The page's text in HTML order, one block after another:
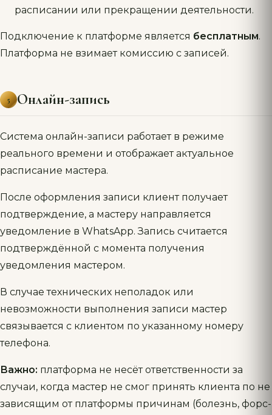
расписании или прекращении деятельности.
Подключение к платформе является бесплатным.
Платформа не взимает комиссию с записей.
5 Онлайн-запись
Система онлайн-записи работает в режиме
реального времени и отображает актуальное
расписание мастера.
После оформления записи клиент получает
подтверждение, а мастеру направляется
уведомление в WhatsApp. Запись считается
подтверждённой с момента получения
уведомления мастером.
В случае технических неполадок или
невозможности выполнения записи мастер
связывается с клиентом по указанному номеру
телефона.
Важно: платформа не несёт ответственности за
случаи, когда мастер не смог принять клиента по не
зависящим от платформы причинам (болезнь, форс-